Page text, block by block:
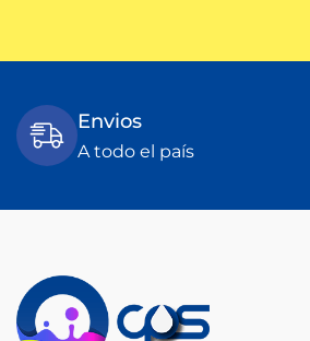
Envios
A todo el país